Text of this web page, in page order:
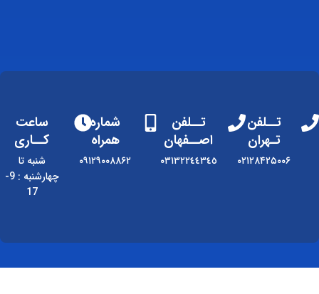
تــلفن
تـهران
۰۲۱۲۸۴۲۵۰۰۶
تــلفن
اصــفهان
٠٣١٣٢٢٤٤٣٤٥
شماره
همراه
۰۹۱۲۹۰۰۸۸۶۲
ساعت
کــاری
شنبه تا
چهارشنبه : 9-
17